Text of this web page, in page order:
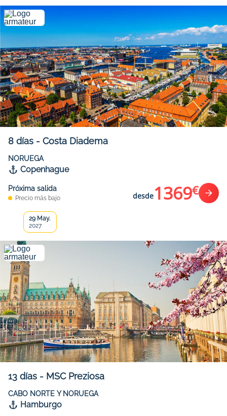
8 días - Costa Diadema
NORUEGA
Copenhague
Próxima salida
Precio más bajo desde1369€
29 May.
2027
13 días - MSC Preziosa
CABO NORTE Y NORUEGA
Hamburgo